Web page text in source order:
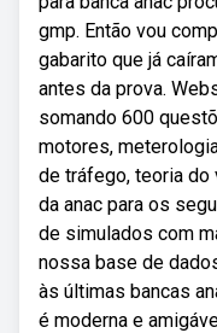
gmp. Então vou
gabarito que já
antes da prova.
somando 600
motores,
de tráfego, teoria do
da anac para os
de simulados com
nossa base de
às últimas bancas
é moderna e